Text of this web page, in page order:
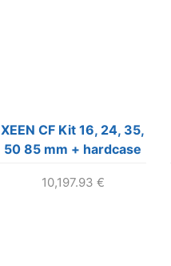
XEEN CF Kit 16, 24, 35,
50 85 mm + hardcase
10,197.93 €